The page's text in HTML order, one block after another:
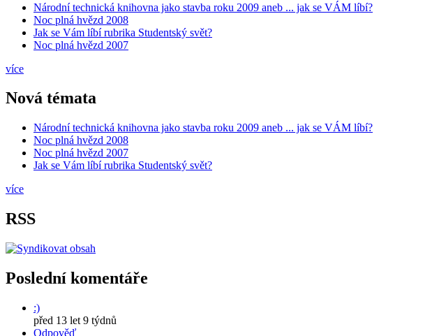
Národní technická knihovna jako stavba roku 2009 aneb ... jak se VÁM líbí?
Noc plná hvězd 2008
Jak se Vám líbí rubrika Studentský svět?
Noc plná hvězd 2007
více
Nová témata
Národní technická knihovna jako stavba roku 2009 aneb ... jak se VÁM líbí?
Noc plná hvězd 2008
Noc plná hvězd 2007
Jak se Vám líbí rubrika Studentský svět?
více
RSS
Poslední komentáře
:)
před 13 let 9 týdnů
Odpověď